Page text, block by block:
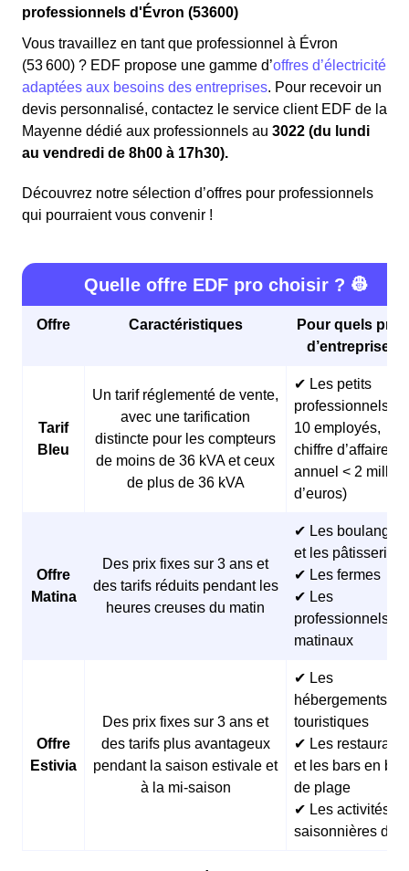
professionnels d'Évron (53600)
Vous travaillez en tant que professionnel à Évron
(53 600) ? EDF propose une gamme d’offres d’électricité
adaptées aux besoins des entreprises. Pour recevoir un
devis personnalisé, contactez le service client EDF de la
Mayenne dédié aux professionnels au 3022 (du lundi
au vendredi de 8h00 à 17h30).
Découvrez notre sélection d’offres pour professionnels
qui pourraient vous convenir !
Quelle offre EDF pro choisir ? 👷
Offre Caractéristiques
Pour quels
d’entreprises
Tarif
Bleu
Un tarif réglementé de vente,
avec une tarification
distincte pour les compteurs
de moins de 36 kVA et ceux
de plus de 36 kVA
✔ Les petits
professionnels (<
10 employés,
chiffre d’affaires
annuel < 2
d’euros)
Offre
Matina
Des prix fixes sur 3 ans et
des tarifs réduits pendant les
heures creuses du matin
✔ Les
et les pâtisseries
✔ Les fermes
✔ Les
professionnels
matinaux
Offre
Estivia
Des prix fixes sur 3 ans et
des tarifs plus avantageux
pendant la saison estivale et
à la mi-saison
✔ Les
hébergements
touristiques
✔ Les restaurants
et les bars en
de plage
✔ Les activités
saisonnières